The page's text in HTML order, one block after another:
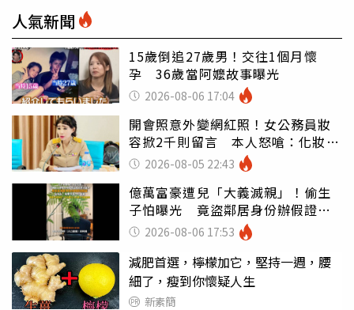
人氣新聞
15歲倒追27歲男！交往1個月懷
孕 36歲當阿嬤故事曝光
2026-08-06 17:04
開會照意外變網紅照！女公務員妝
容掀2千則留言 本人怒嗆：化妝有
錯嗎2026-08-05 22:43
億萬富豪遭兒「大義滅親」！偷生
子怕曝光 竟盜鄰居身份辦假證落
戶 2026-08-06 17:53
減肥首選，檸檬加它，堅持一週，腰
細了，瘦到你懷疑人生
新素簡